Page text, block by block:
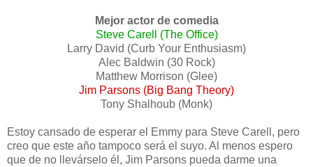
Mejor actor de comedia
Steve Carell (The Office)
Larry David (Curb Your Enthusiasm)
Alec Baldwin (30 Rock)
Matthew Morrison (Glee)
Jim Parsons (Big Bang Theory)
Tony Shalhoub (Monk)
Estoy cansado de esperar el Emmy para Steve Carell, pero
creo que este año tampoco será el suyo. Al menos espero
que de no llevárselo él, Jim Parsons pueda darme una